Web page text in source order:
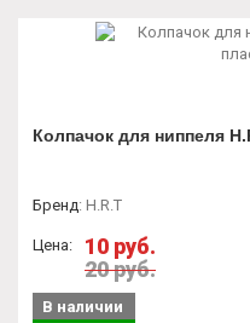
Колпачок для ниппеля
Бренд: H.R.T
Цена:
10 руб.
20 руб.
В наличии